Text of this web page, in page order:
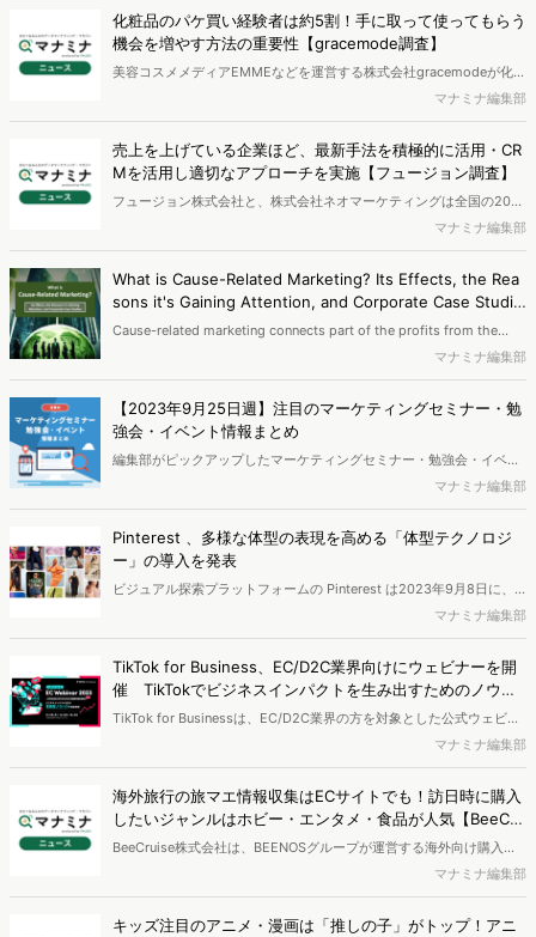
ました。
化粧品のパケ買い経験者は約5割！手に取って使ってもらう
機会を増やす方法の重要性【gracemode調査】
美容コスメメディアEMMEなどを運営する株式会社gracemodeが化粧
品のパケ買いに関する調査を実施し、その結果を公開しました。
マナミナ編集部
売上を上げている企業ほど、最新手法を積極的に活用・CR
Mを活用し適切なアプローチを実施【フュージョン調査】
フュージョン株式会社と、株式会社ネオマーケティングは全国の20歳
以上の男女を対象に「マーケティング活動」をテーマにインターネッ
トリサーチを実施し、その結果を公開しました
マナミナ編集部
What is Cause-Related Marketing? Its Effects, the Rea
sons it's Gaining Attention, and Corporate Case Studie
s
Cause-related marketing connects part of the profits from the
sales of products or services to donations, benefiting
environmental protection and societal contributions. In this article,
we will discuss the concept and effects of cause-related
marketing and delve into successful corporate examples.
マナミナ編集部
【2023年9月25日週】注目のマーケティングセミナー・勉
強会・イベント情報まとめ
編集部がピックアップしたマーケティングセミナー・勉強会・イベン
マナミナ編集部
Pinterest 、多様な体型の表現を高める「体型テクノロジ
ー」の導入を発表
ビジュアル探索プラットフォームの Pinterest は2023年9月8日に、
Pinterest のインクルーシブな AI イノベーションツールに新たに体型
テクノロジーを導入することを発表しました。
マナミナ編集部
TikTok for Business、EC/D2C業界向けにウェビナーを開
催 TikTokでビジネスインパクトを生み出すためのノウハ
ウを徹底解説
TikTok for Businessは、EC/D2C業界の方を対象とした公式ウェビナ
マナミナ編集部
海外旅行の旅マエ情報収集はECサイトでも！訪日時に購入
したいジャンルはホビー・エンタメ・食品が人気【BeeCru
ise調査】
BeeCruise株式会社は、BEENOSグループが運営する海外向け購入サ
ポートサービス「Buyee（バイイー）」を利用の海外ユーザーに「海
外旅行および訪日旅行における消費行動と越境ECに関するアンケー
ト」を実施し、その結果を公開しました。
マナミナ編集部
キッズ注目のアニメ・漫画は「推しの子」がトップ！アニ